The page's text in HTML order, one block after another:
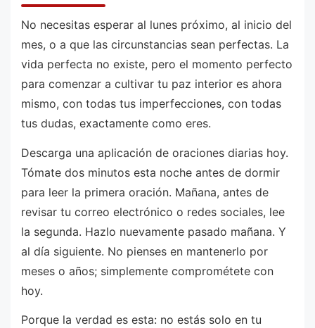
No necesitas esperar al lunes próximo, al inicio del
mes, o a que las circunstancias sean perfectas. La
vida perfecta no existe, pero el momento perfecto
para comenzar a cultivar tu paz interior es ahora
mismo, con todas tus imperfecciones, con todas
tus dudas, exactamente como eres.
Descarga una aplicación de oraciones diarias hoy.
Tómate dos minutos esta noche antes de dormir
para leer la primera oración. Mañana, antes de
revisar tu correo electrónico o redes sociales, lee
la segunda. Hazlo nuevamente pasado mañana. Y
al día siguiente. No pienses en mantenerlo por
meses o años; simplemente comprométete con
hoy.
Porque la verdad es esta: no estás solo en tu